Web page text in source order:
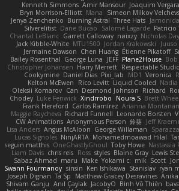
Kenneth Simmons Amir Mansour Joaquim Vergara
Bryn Morrison-Elliott Mana Simeon Milkov
Jenya Zenchenko Burning Astral Three Hats
Silverelitist Dane Bucao Salomé Lagarde Patricio
Chantal LeBlanc Garrett Calloway nøixzy Nicholas Day
Jack Kibble-White MTU1500 Jordan Krakowski
Jermaine Dawson Chen Huang Étienne Pikatoff
Bailey Rosenthal George Luna JEFF Plane2House Bob
Christopher Johansen Harry Merrett Respectable
Cookymine Daniel Dias Pixi_lab MD1 Veronica
Kelton McEwen
Rico Levitt Liquid Cooled Nadia
Oleksii Komarov Can Desmond Johnson Richard
Chodey Luke Fenwick Xindrrobo Noura S Brett
Frank Hereford Carlos Ramírez Arianna Montanari
Maggie Raycheva Richard Funnell Leonardo Borsten
CW Animations Anonymous Person 鈴葵 Jeff
Lisa Anders Angus McAloon George Willaman
Lucas Signoles NinjARTA Mohamedmoawad Hilal
seguin matthis OneGhastlyGhoul Toby Howe Nastassia
Liam Davis chris reis Ross styles Blaine Gray Lewis
Sabaz Ahmad maru Make Yokami c: mik Scott
Swann Fourmanoy sinsin Ken Ishikawa Stanislav ryan
Joseph Dignan Ta Sp Matthew-Gracey Desravines Anika
Shivam Ganju Anıl Çaylak JacobyO Bình Võ Thiên